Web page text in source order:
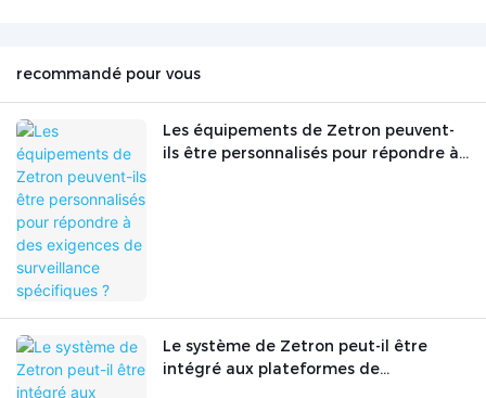
recommandé pour vous
Les équipements de Zetron peuvent-
ils être personnalisés pour répondre à
Le système de Zetron peut-il être
intégré aux plateformes de